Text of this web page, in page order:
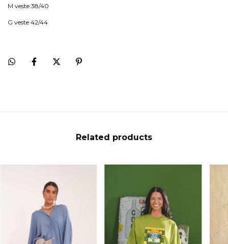
M veste 38/40
G veste 42/44
Related products